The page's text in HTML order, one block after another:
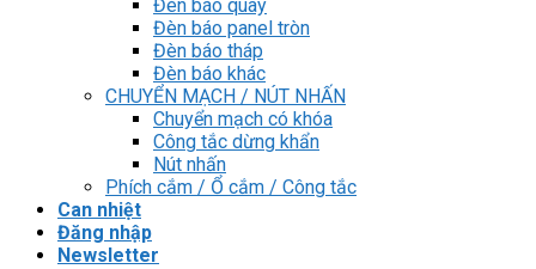
Đèn báo quay
Đèn báo panel tròn
Đèn báo tháp
Đèn báo khác
CHUYỂN MẠCH / NÚT NHẤN
Chuyển mạch có khóa
Công tắc dừng khẩn
Nút nhấn
Phích cắm / Ổ cắm / Công tắc
Can nhiệt
Đăng nhập
Newsletter